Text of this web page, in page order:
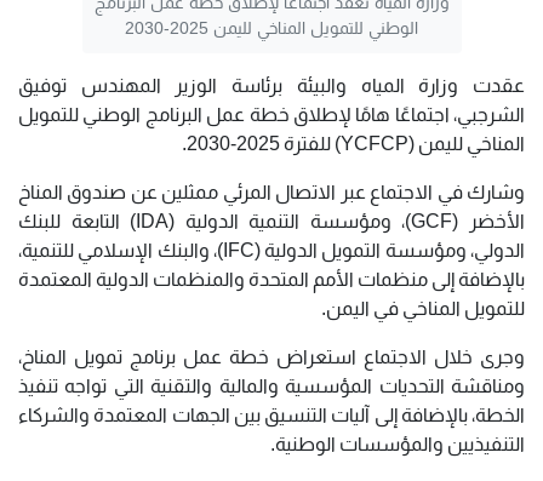
الوطني للتمويل المناخي لليمن 2025-2030
عقدت وزارة المياه والبيئة برئاسة الوزير المهندس توفيق
الشرجبي، اجتماعًا هامًا لإطلاق خطة عمل البرنامج الوطني للتمويل
المناخي لليمن (YCFCP) للفترة 2025-2030.
وشارك في الاجتماع عبر الاتصال المرئي ممثلين عن صندوق المناخ
الأخضر (GCF)، ومؤسسة التنمية الدولية (IDA) التابعة للبنك
الدولي، ومؤسسة التمويل الدولية (IFC)، والبنك الإسلامي للتنمية،
بالإضافة إلى منظمات الأمم المتحدة والمنظمات الدولية المعتمدة
للتمويل المناخي في اليمن.
وجرى خلال الاجتماع استعراض خطة عمل برنامج تمويل المناخ،
ومناقشة التحديات المؤسسية والمالية والتقنية التي تواجه تنفيذ
الخطة، بالإضافة إلى آليات التنسيق بين الجهات المعتمدة والشركاء
التنفيذيين والمؤسسات الوطنية.